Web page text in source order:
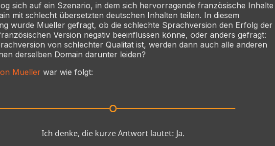
sich auf ein Szenario, in dem sich hervorragende französische Inhalte
mit schlecht übersetzten deutschen Inhalten teilen. In diesem
wurde Mueller gefragt, ob die schlechte Sprachversion den Erfolg der
Version negativ beeinflussen könne, oder anders gefragt:
von schlechter Qualität ist, werden dann auch alle anderen
derselben Domain darunter leiden?
Mueller war wie folgt:
Ich denke, die kurze Antwort lautet: Ja.